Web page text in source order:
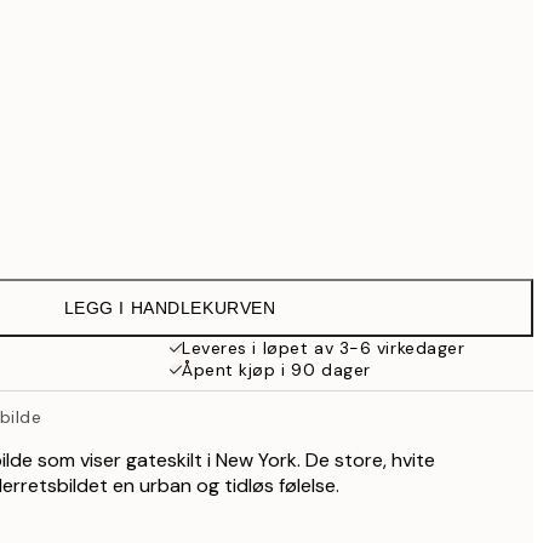
LEGG I HANDLEKURVEN
Leveres i løpet av 3-6 virkedager
Åpent kjøp i 90 dager
som viser gateskilt i New York. De store, hvite
en urban og tidløs følelse.